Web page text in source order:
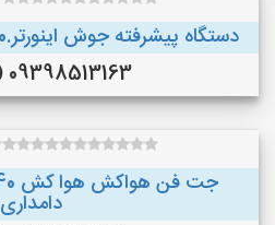
دستگاه پیشرفته جوش اینورتر.200 آمپر صبا.توان ابزار...
09398513163 (بجنورد )
دامداری